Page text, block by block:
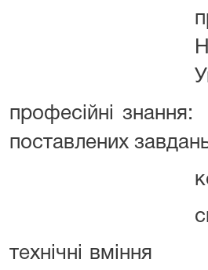
професійні знання:
поставлених
технічні вміння